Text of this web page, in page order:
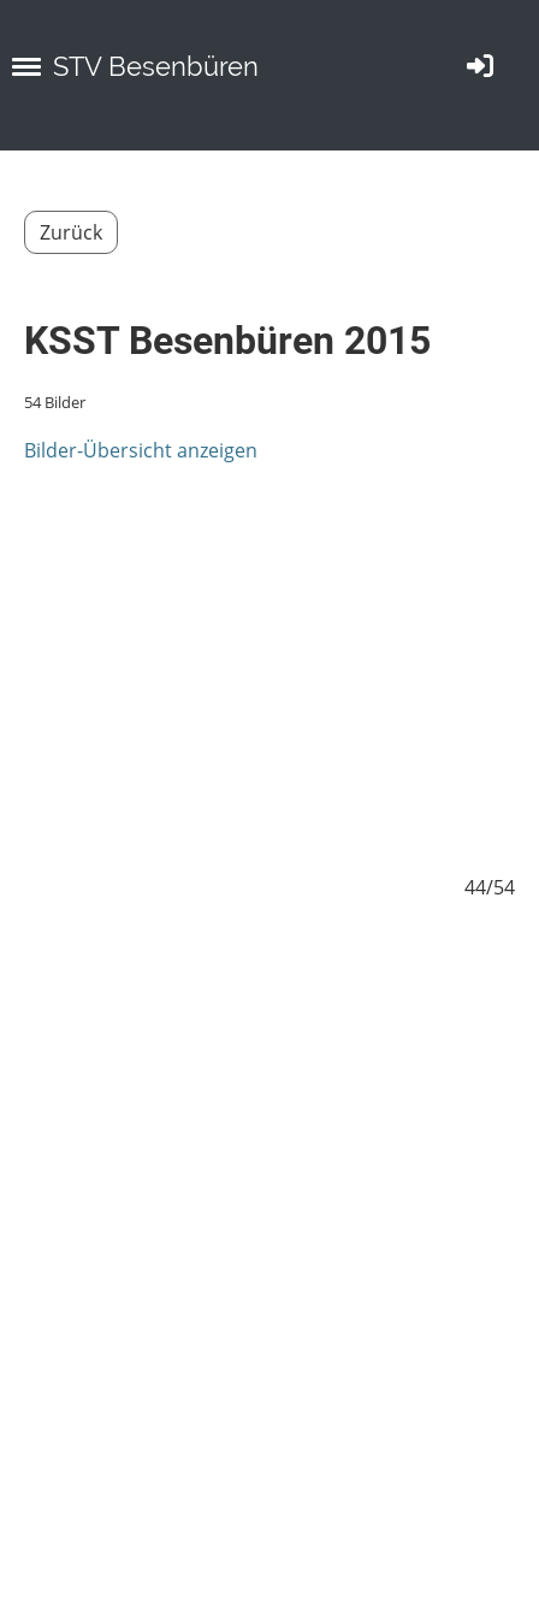
STV Besenbüren
Zurück
KSST Besenbüren 2015
54 Bilder
Bilder-Übersicht anzeigen
44/54